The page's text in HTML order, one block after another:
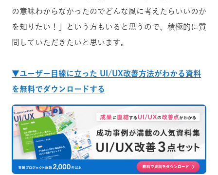
の意味わからなかったのでどんな風に考えたらいいのか
を知りたい！」という方もいると思うので、積極的に質
問していただきたいと思います。
▼ユーザー目線に立った UI/UX改善方法がわかる資料
を無料でダウンロードする